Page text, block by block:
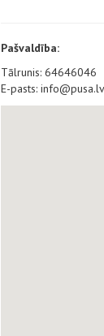
Pašvaldība:
Tālrunis: 64646046
E-pasts: info@pusa.lv